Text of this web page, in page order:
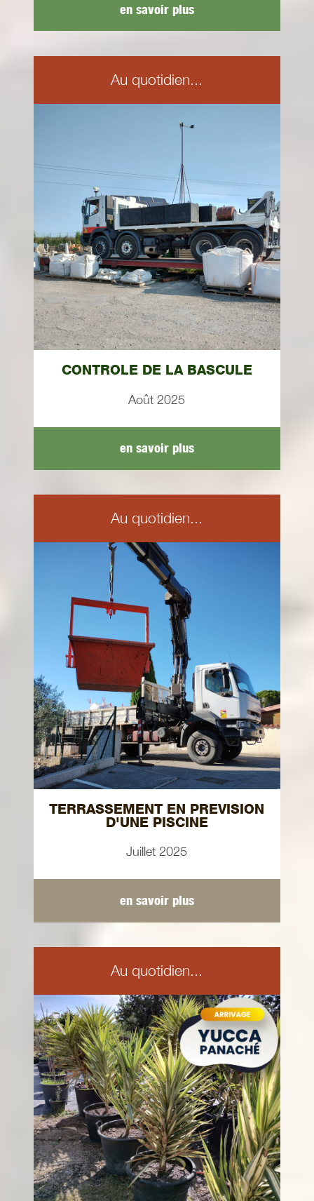
en savoir plus
Au quotidien...
CONTROLE DE LA BASCULE
Août 2025
en savoir plus
Au quotidien...
TERRASSEMENT EN PREVISION
D'UNE PISCINE
Juillet 2025
en savoir plus
Au quotidien...